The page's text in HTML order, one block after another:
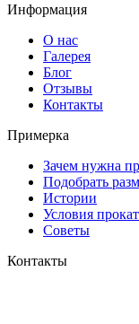
Информация
О нас
Галерея
Блог
Отзывы
Контакты
Примерка
Зачем нужна
Подобрать
Истории
Условия
Советы
Контакты